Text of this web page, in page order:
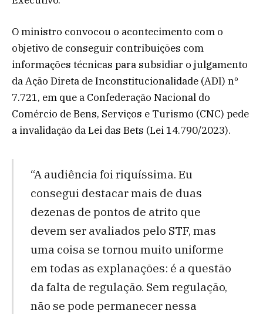
O ministro convocou o acontecimento com o
objetivo de conseguir contribuições com
informações técnicas para subsidiar o julgamento
da Ação Direta de Inconstitucionalidade (ADI) nº
7.721, em que a Confederação Nacional do
Comércio de Bens, Serviços e Turismo (CNC) pede
a invalidação da Lei das Bets (Lei 14.790/2023).
“A audiência foi riquíssima. Eu
consegui destacar mais de duas
dezenas de pontos de atrito que
devem ser avaliados pelo STF, mas
uma coisa se tornou muito uniforme
em todas as explanações: é a questão
da falta de regulação. Sem regulação,
não se pode permanecer nessa